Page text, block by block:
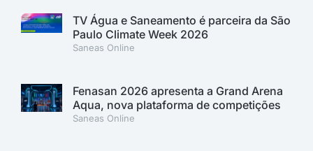
TV Água e Saneamento é parceira da São
Paulo Climate Week 2026
Saneas Online
Fenasan 2026 apresenta a Grand Arena
Aqua, nova plataforma de competições
Saneas Online